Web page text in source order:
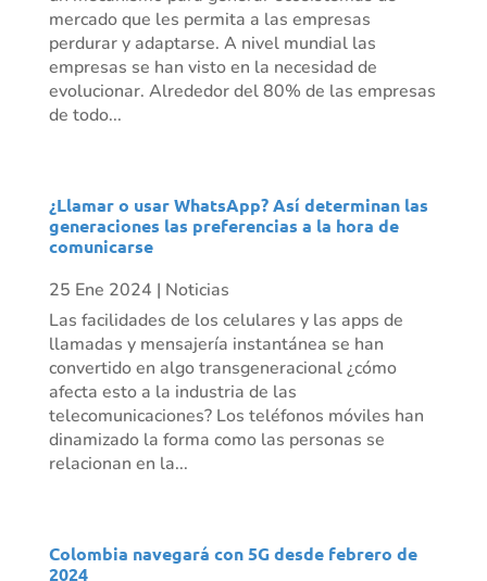
mercado que les permita a las empresas
perdurar y adaptarse. A nivel mundial las
empresas se han visto en la necesidad de
evolucionar. Alrededor del 80% de las empresas
de todo...
¿Llamar o usar WhatsApp? Así determinan las
generaciones las preferencias a la hora de
comunicarse
25 Ene 2024 | Noticias
Las facilidades de los celulares y las apps de
llamadas y mensajería instantánea se han
convertido en algo transgeneracional ¿cómo
afecta esto a la industria de las
telecomunicaciones? Los teléfonos móviles han
dinamizado la forma como las personas se
relacionan en la...
Colombia navegará con 5G desde febrero de
2024